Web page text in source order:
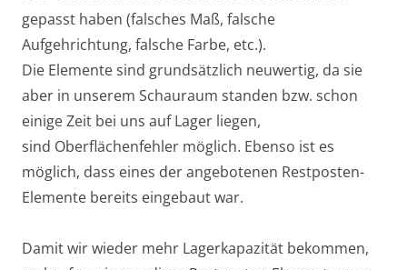
gepasst haben (falsches Maß, falsche
Aufgehrichtung, falsche Farbe, etc.).
Die Elemente sind grundsätzlich neuwertig, da sie
aber in unserem Schauraum standen bzw. schon
einige Zeit bei uns auf Lager liegen,
sind Oberflächenfehler möglich. Ebenso ist es
möglich, dass eines der angebotenen Restposten-
Elemente bereits eingebaut war.
Damit wir wieder mehr Lagerkapazität bekommen,